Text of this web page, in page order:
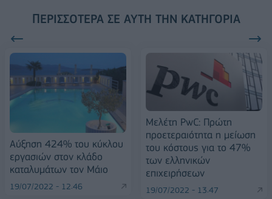
ΠΕΡΙΣΣΌΤΕΡΑ ΣΕ ΑΥΤΉ ΤΗΝ ΚΑΤΗΓΟΡΊΑ
Αύξηση 424% του κύκλου
εργασιών στον κλάδο
καταλυμάτων τον Μάιο
19/07/2022 - 12:46
Μελέτη PwC: Πρώτη
προετεραιότητα η μείωση
του κόστους για το 47%
των ελληνικών
επιχειρήσεων
19/07/2022 - 13:47